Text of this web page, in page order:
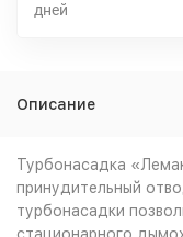
дней
Описание
Турбонасадка
принудительный
турбонасадки